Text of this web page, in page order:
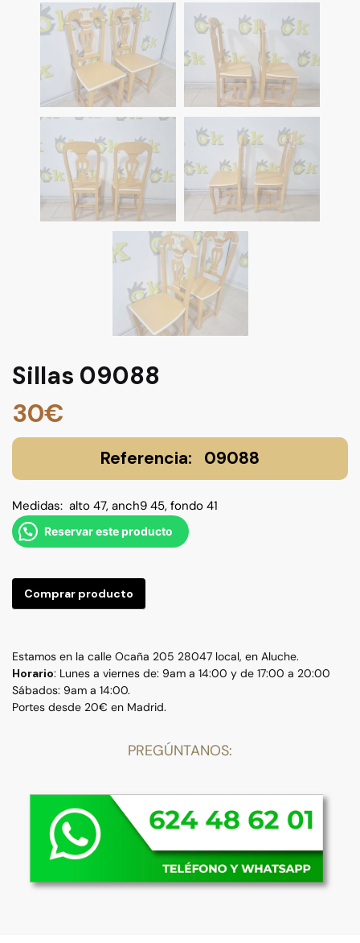
Sillas 09088
30€
09088
Medidas: alto 47, anch9 45, fondo 41
Reservar este producto
Comprar producto
Estamos en la calle Ocaña 205 28047 local, en Aluche.
Horario: Lunes a viernes de: 9am a 14:00 y de 17:00 a 20:00
Sábados: 9am a 14:00.
Portes desde 20€ en Madrid.
PREGÚNTANOS: